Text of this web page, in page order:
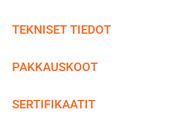
TEKNISET TIEDOT
PAKKAUSKOOT
SERTIFIKAATIT